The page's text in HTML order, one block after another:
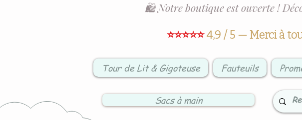
⭐⭐⭐⭐⭐4,9 / 5 — Merci à
🛍️ Notre boutique est ouverte !
Tour de Lit & Gigoteuse Fauteuils
Sacs à main